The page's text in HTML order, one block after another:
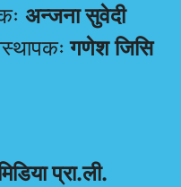
अन्जना सुवेदी
गणेश जिसि
प्रा.ली.